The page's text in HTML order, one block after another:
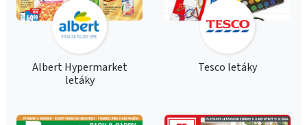
Albert Hypermarket
letáky
Tesco letáky